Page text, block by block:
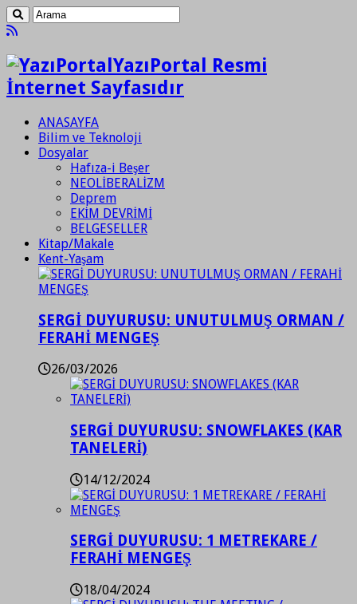
YazıPortal Resmi
İnternet Sayfasıdır
ANASAYFA
Bilim ve Teknoloji
Dosyalar
Hafıza-i Beşer
NEOLİBERALİZM
Deprem
EKİM DEVRİMİ
BELGESELLER
Kitap/Makale
Kent-Yaşam
SERGİ DUYURUSU: UNUTULMUŞ ORMAN /
FERAHİ MENGEŞ
26/03/2026
SERGİ DUYURUSU: SNOWFLAKES (KAR
TANELERİ)
14/12/2024
SERGİ DUYURUSU: 1 METREKARE /
FERAHİ MENGEŞ
18/04/2024